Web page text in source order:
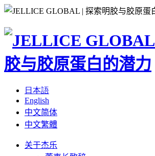
日本語
English
中文简体
中文繁體
关于杰乐